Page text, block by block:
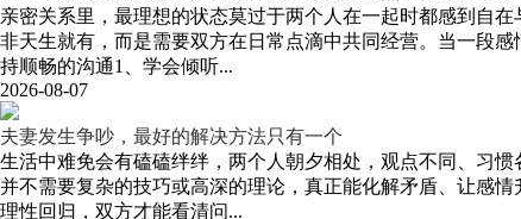
亲密关系里，最理想的状态莫过于两个人在一起时都感到自
非天生就有，而是需要双方在日常点滴中共同经营。当一段
持顺畅的沟通1、学会倾听...
2026-08-07
夫妻发生争吵，最好的解决方法只有一个
生活中难免会有磕磕绊绊，两个人朝夕相处，观点不同、习
并不需要复杂的技巧或高深的理论，真正能化解矛盾、让感
理性回归，双方才能看清问...